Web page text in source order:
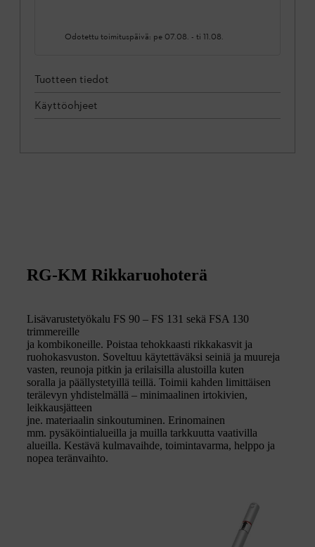
Odotettu toimituspäivä: pe 07.08. - ti 11.08.
Tuotteen tiedot
Käyttöohjeet
RG-KM Rikkaruohoterä
Lisävarustetyökalu FS 90 – FS 131 sekä FSA 130
trimmereille
ja kombikoneille. Poistaa tehokkaasti rikkakasvit ja
ruohokasvuston. Soveltuu käytettäväksi seiniä ja muureja
vasten, reunoja pitkin ja erilaisilla alustoilla kuten
soralla ja päällystetyillä teillä. Toimii kahden limittäisen
terälevyn yhdistelmällä – minimaalinen irtokivien,
leikkausjätteen
jne. materiaalin sinkoutuminen. Erinomainen
mm. pysäköintialueilla ja muilla tarkkuutta vaativilla
alueilla. Kestävä kulmavaihde, toimintavarma, helppo ja
nopea teränvaihto.